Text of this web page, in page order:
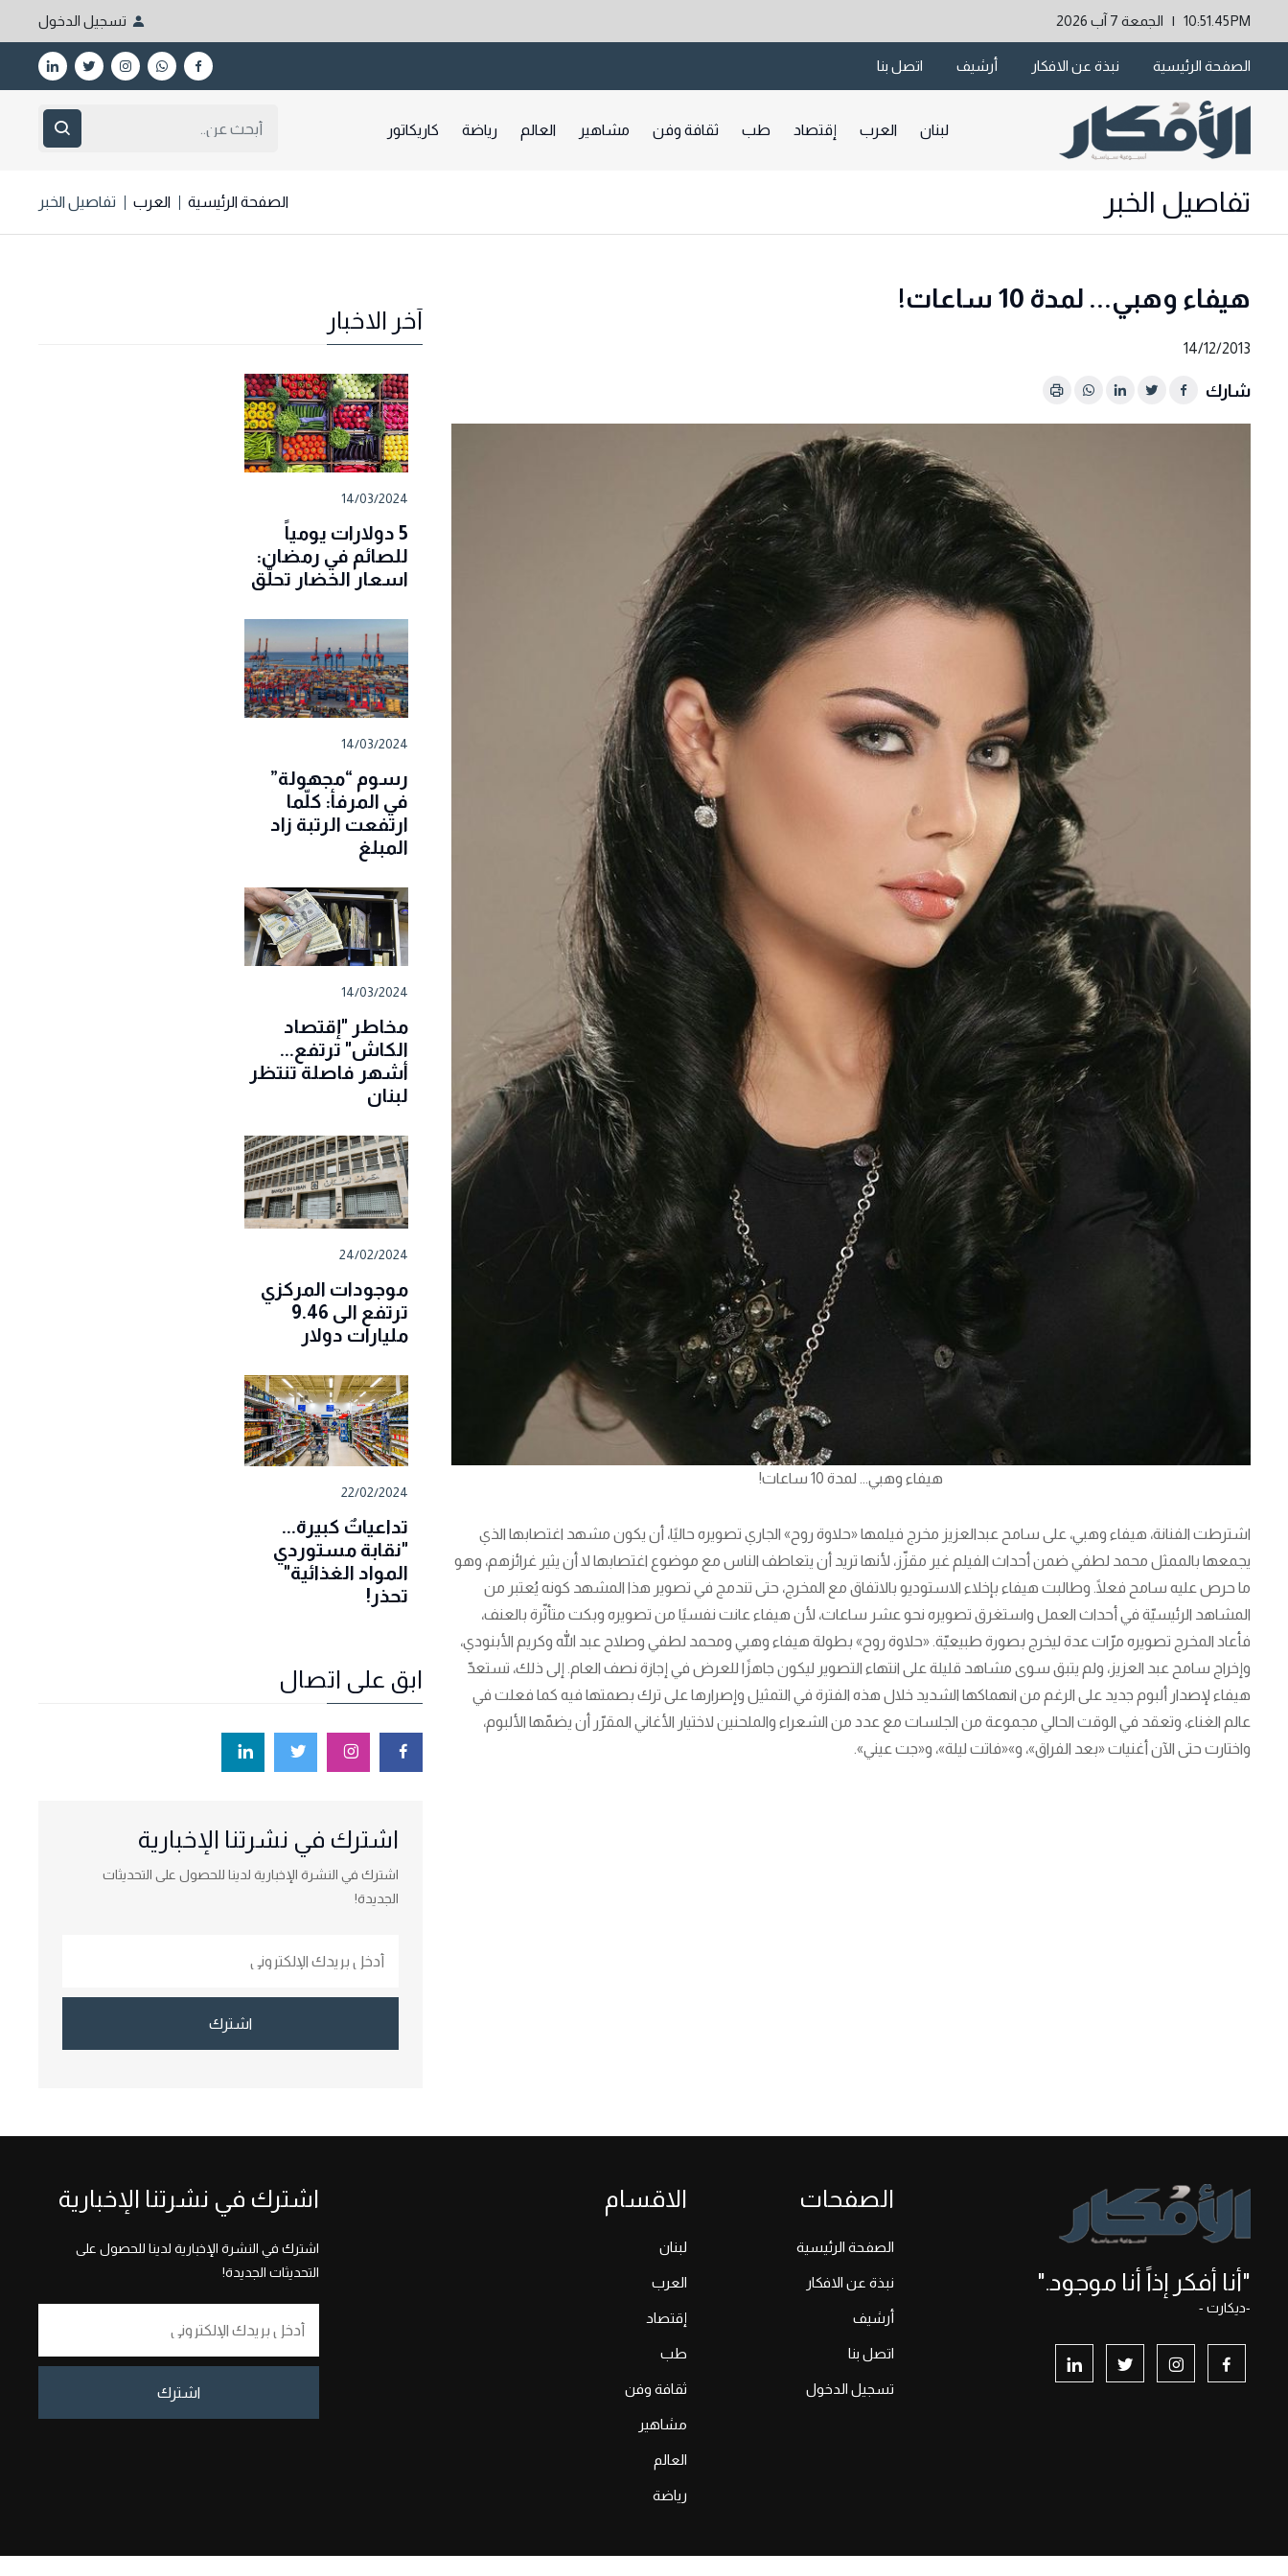
10:51.45PM | الجمعة 7 آب 2026 تسجيل الدخول
الصفحة الرئيسية نبذة عن الافكار أرشيف اتصل بنا
لبنان العرب إقتصاد طب ثقافة وفن مشاهير العالم رياضة كاريكاتور
تفاصيل الخبر الصفحة الرئيسية العرب تفاصيل الخبر
هيفاء وهبي... لمدة 10 ساعات!
14/12/2013
شارك
هيفاء وهبي... لمدة 10 ساعات!
اشترطت الفنانة، هيفاء وهبي، على سامح عبدالعزيز مخرج فيلمها «حلاوة روح» الجاري تصويره حاليًا، أن يكون مشهد اغتصابها الذي
يجمعها بالممثل محمد لطفي ضمن أحداث الفيلم غير مقزّز، لأنها تريد أن يتعاطف الناس مع موضوع اغتصابها لا أن يثير غرائزهم، وهو
ما حرص عليه سامح فعلًا. وطالبت هيفاء بإخلاء الاستوديو بالاتفاق مع المخرج، حتى تندمج في تصوير هذا المشهد كونه يُعتبر من
المشاهد الرئيسيّة في أحداث العمل واستغرق تصويره نحو عشر ساعات، لأن هيفاء عانت نفسيًا من تصويره وبكت متأثّرة بالعنف،
فأعاد المخرج تصويره مرّات عدة ليخرج بصورة طبيعيّة. «حلاوة روح» بطولة هيفاء وهبي ومحمد لطفي وصلاح عبد الله وكريم الأبنودي،
وإخراج سامح عبد العزيز، ولم يتبق سوى مشاهد قليلة على انتهاء التصوير ليكون جاهزًا للعرض في إجازة نصف العام. إلى ذلك، تستعدّ
هيفاء لإصدار ألبوم جديد على الرغم من انهماكها الشديد خلال هذه الفترة في التمثيل وإصرارها على ترك بصمتها فيه كما فعلت في
عالم الغناء، وتعقد في الوقت الحالي مجموعة من الجلسات مع عدد من الشعراء والملحنين لاختيار الأغاني المقرّر أن يضمّها الألبوم،
واختارت حتى الآن أغنيات «بعد الفراق»، و»«فاتت ليلة»، و«جت عيني».
آخر الاخبار
14/03/2024
5 دولارات يومياً
للصائم في رمضان:
اسعار الخضار تحلّق
14/03/2024
رسوم “مجهولة”
في المرفأ: كلّما
ارتفعت الرتبة زاد
المبلغ
14/03/2024
مخاطر "إقتصاد
الكاش" ترتفع...
أشهر فاصلة تنتظر
لبنان
24/02/2024
موجودات المركزي
ترتفع الى 9.46
مليارات دولار
22/02/2024
تداعياتٌ كبيرة...
"نقابة مستوردي
المواد الغذائية"
تحذر!
ابق على اتصال
اشترك في نشرتنا الإخبارية
اشترك في النشرة الإخبارية لدينا للحصول على التحديثات
الجديدة!
اشترك
"أنا أفكر إذاً أنا موجود."
-ديكارت -
الصفحات
الصفحة الرئيسية
نبذة عن الافكار
أرشيف
اتصل بنا
تسجيل الدخول
الاقسام
لبنان
العرب
إقتصاد
طب
ثقافة وفن
مشاهير
العالم
رياضة
اشترك في نشرتنا الإخبارية
اشترك في النشرة الإخبارية لدينا للحصول على
التحديثات الجديدة!
اشترك